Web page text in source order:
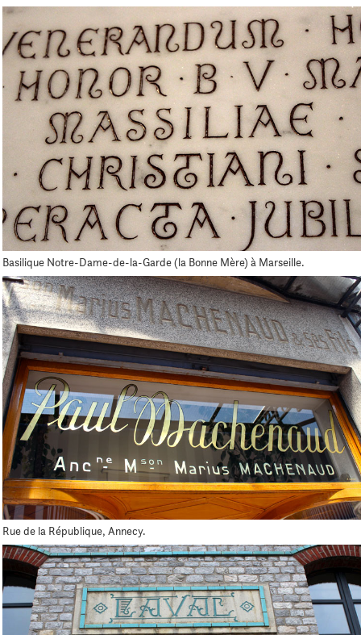
Basilique Notre-Dame-de-la-Garde (la Bonne Mère) à Marseille.
Rue de la République, Annecy.